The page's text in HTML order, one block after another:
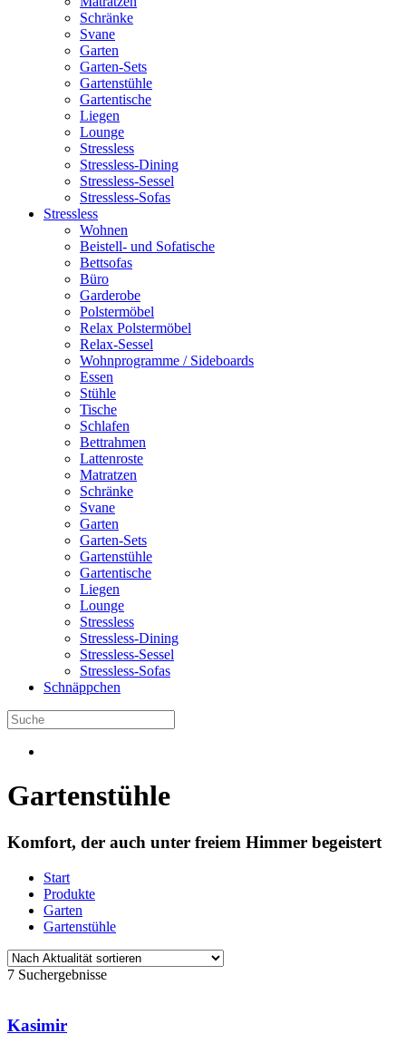
Schränke
Svane
Garten
Garten-Sets
Gartenstühle
Gartentische
Liegen
Lounge
Stressless
Stressless-Dining
Stressless-Sessel
Stressless-Sofas
Stressless
Wohnen
Beistell- und Sofatische
Bettsofas
Büro
Garderobe
Polstermöbel
Relax Polstermöbel
Relax-Sessel
Wohnprogramme / Sideboards
Essen
Stühle
Tische
Schlafen
Bettrahmen
Lattenroste
Matratzen
Schränke
Svane
Garten
Garten-Sets
Gartenstühle
Gartentische
Liegen
Lounge
Stressless
Stressless-Dining
Stressless-Sessel
Stressless-Sofas
Schnäppchen
Gartenstühle
Komfort, der auch unter freiem Himmer begeistert
Start
Produkte
Garten
Gartenstühle
7 Suchergebnisse
Kasimir